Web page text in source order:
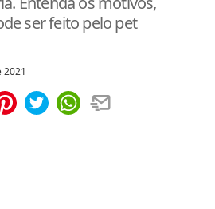
ser feito pelo pet
2021